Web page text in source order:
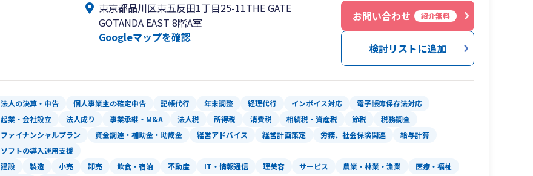
SMCグループ東京オフィスでは、激戦区での戦略や持続的な成長に強みがございます。東
京オフィスでは特に飲食業・理容美容業のクライアントが多く、税務会計だけではない経
営サポートを行っております。
また、輸出通販サイト運営による消費税還付に関しても還付実績100%。ドル建て処理や
税務調査対応もお任せください。ebayやamazon等ECサイトを利用した個人事業主の申告
実績もございますので、副業の確定申告のみでもご相談ください。
東京都品川区東五反田1丁目25-11THE GATE
GOTANDA EAST 8階A室
Googleマップを確認
お問い合わせ 紹介無料
検討リストに追加
法人の決算・申告 個人事業主の確定申告 記帳代行 年末調整 経理代行 インボイス対応
電子帳簿保存法対応
起業・会社設立
法人成り 事業承継・M&A 法人税 所得税 消費税 相続税・資産税 節税
税務調査
ファイナンシャルプラン
資金調達・補助金・助成金 経営アドバイス 経営計画策定 労務、社会保険関連
給与計算
ソフトの導入運用支援
建設 製造 小売 卸売 飲食・宿泊 不動産 IT・情報通信 理美容 サービス 農業・林業・漁業
医療・福祉